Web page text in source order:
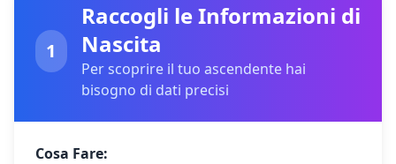
1
Raccogli le Informazioni di
Nascita
Per scoprire il tuo ascendente hai
bisogno di dati precisi
Cosa Fare: